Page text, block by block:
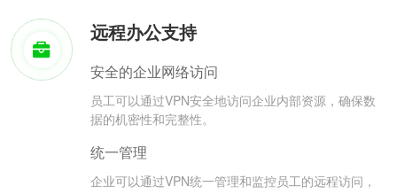
远程办公支持
安全的企业网络访问
员工可以通过VPN安全地访问企业内部资源，确保数
据的机密性和完整性。
统一管理
企业可以通过VPN统一管理和监控员工的远程访问，